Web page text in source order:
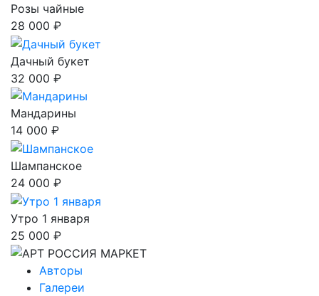
Розы чайные
28 000 ₽
Дачный букет
32 000 ₽
Мандарины
14 000 ₽
Шампанское
24 000 ₽
Утро 1 января
25 000 ₽
Авторы
Галереи